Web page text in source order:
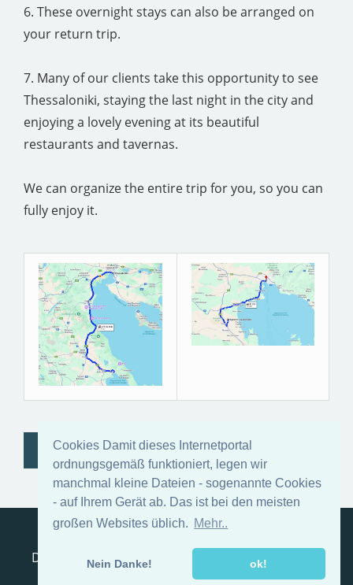
Cookies Damit dieses Internetportal
ordnungsgemäß funktioniert, legen wir
manchmal kleine Dateien - sogenannte Cookies
- auf Ihrem Gerät ab. Das ist bei den meisten
großen Websites üblich. Mehr..
Nein Danke! ok!
6. These overnight stays can also be arranged on
your return trip.
7. Many of our clients take this opportunity to see
Thessaloniki, staying the last night in the city and
enjoying a lovely evening at its beautiful
restaurants and tavernas.
We can organize the entire trip for you, so you can
fully enjoy it.
PILION, FERIENHAUS PILION
Datenschutzerklärung
Pilion, Ferienhaus Pilion
Vorteile, wenn Sie nach Thessaloniki fliegen